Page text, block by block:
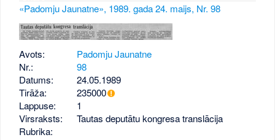
«Padomju Jaunatne», 1989. gada 24. maijs, Nr. 98
Avots:
Padomju Jaunatne
Nr.:
98
Datums:
24.05.1989
Tirāža:
235000
Lappuse:
1
Virsraksts:
Tautas deputātu kongresa translācija
Rubrika: